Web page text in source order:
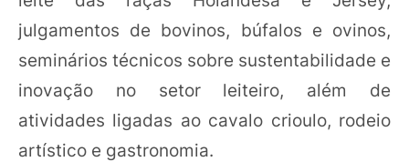
julgamentos de bovinos, búfalos e ovinos,
seminários técnicos sobre sustentabilidade e
inovação no setor leiteiro, além de
atividades ligadas ao cavalo crioulo, rodeio
artístico e gastronomia.